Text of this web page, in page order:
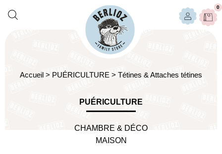
0
Accueil > PUÉRICULTURE > Tétines & Attaches tétines
PUÉRICULTURE
CHAMBRE & DÉCO
MAISON